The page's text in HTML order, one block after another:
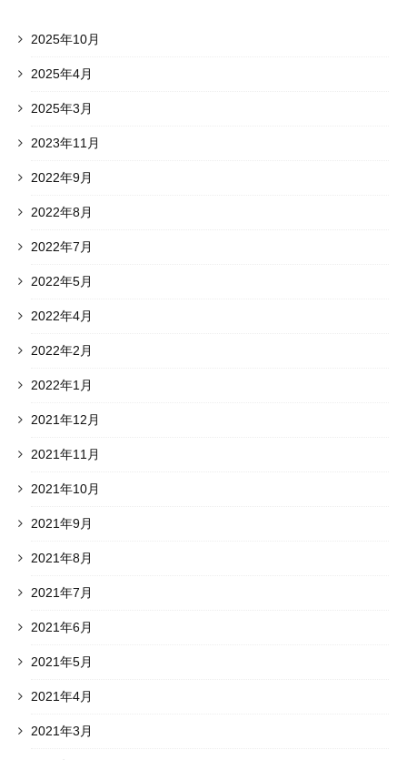
2025年10月
2025年4月
2025年3月
2023年11月
2022年9月
2022年8月
2022年7月
2022年5月
2022年4月
2022年2月
2022年1月
2021年12月
2021年11月
2021年10月
2021年9月
2021年8月
2021年7月
2021年6月
2021年5月
2021年4月
2021年3月